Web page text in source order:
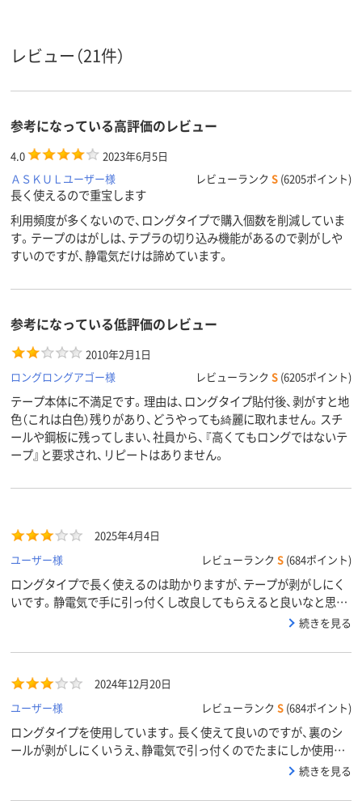
テープ長
さ
16m、16m巻、16m
レビュー（21件）
参考になっている高評価のレビュー
4.0
2023年6月5日
ＡＳＫＵＬユーザー様
レビューランク S (6205ポイント)
長く使えるので重宝します
利用頻度が多くないので、ロングタイプで購入個数を削減していま
す。テープのはがしは、テプラの切り込み機能があるので剥がしや
すいのですが、静電気だけは諦めています。
参考になっている低評価のレビュー
2010年2月1日
ロングロングアゴー様
レビューランク S (6205ポイント)
テープ本体に不満足です。理由は、ロングタイプ貼付後、剥がすと地
色（これは白色）残りがあり、どうやっても綺麗に取れません。スチ
ールや鋼板に残ってしまい、社員から、『高くてもロングではないテ
ープ』と要求され、リピートはありません。
2025年4月4日
ユーザー様
レビューランク S (684ポイント)
ロングタイプで長く使えるのは助かりますが、テープが剥がしにく
いです。静電気で手に引っ付くし改良してもらえると良いなと思い
続きを見る
2024年12月20日
ユーザー様
レビューランク S (684ポイント)
ロングタイプを使用しています。長く使えて良いのですが、裏のシ
ールが剥がしにくいうえ、静電気で引っ付くのでたまにしか使用し
ない人には剥がす所がわかりにくいし、手に引っ付くから嫌だと言
続きを見る